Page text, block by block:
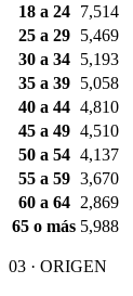
18 a 24
7,514
25 a 29
5,469
30 a 34
5,193
35 a 39
5,058
40 a 44 4,810
45 a 49 4,510
50 a 54 4,137
55 a 59 3,670
60 a 64
2,869
65 o más 5,988
03 · ORIGEN